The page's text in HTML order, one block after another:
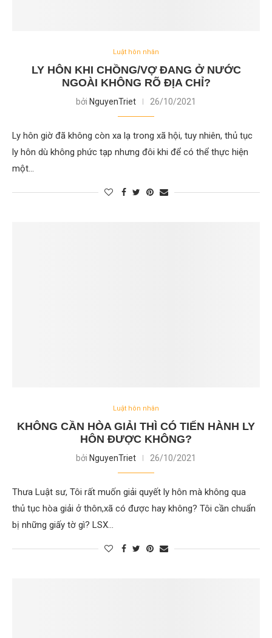
Luật hôn nhân
LY HÔN KHI CHỒNG/VỢ ĐANG Ở NƯỚC
NGOÀI KHÔNG RÕ ĐỊA CHỈ?
bởi NguyenTriet 26/10/2021
Ly hôn giờ đã không còn xa lạ trong xã hội, tuy nhiên, thủ tục
ly hôn dù không phức tạp nhưng đôi khi để có thể thực hiện
một…
Luật hôn nhân
KHÔNG CẦN HÒA GIẢI THÌ CÓ TIẾN HÀNH LY
HÔN ĐƯỢC KHÔNG?
bởi NguyenTriet 26/10/2021
Thưa Luật sư, Tôi rất muốn giải quyết ly hôn mà không qua
thủ tục hòa giải ở thôn,xã có được hay không? Tôi cần chuẩn
bị những giấy tờ gì? LSX…